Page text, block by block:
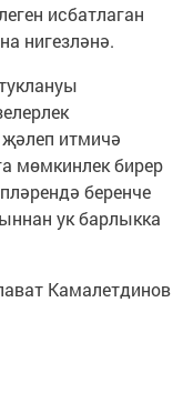
исбатлаган
нигезләнә.
итмичә
мөмкинлек бирер
беренче
ук барлыкка
Камалетдинов